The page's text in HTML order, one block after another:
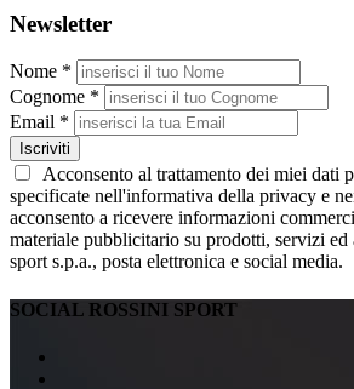
Newsletter
Nome *
Cognome *
Email *
Iscriviti
Acconsento al trattamento dei miei dati
specificate nell'informativa della privacy e
acconsento a ricevere informazioni
materiale pubblicitario su prodotti, servizi
sport s.p.a., posta elettronica e social media.
SOCIAL ROSSINI SPORT